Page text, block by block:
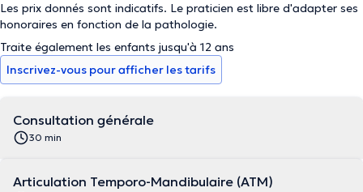
Les prix donnés sont indicatifs. Le praticien est libre d'adapter ses
honoraires en fonction de la pathologie.
Traite également les enfants jusqu'à 12 ans
Inscrivez-vous pour afficher les tarifs
Consultation générale
30 min
Articulation Temporo-Mandibulaire (ATM)